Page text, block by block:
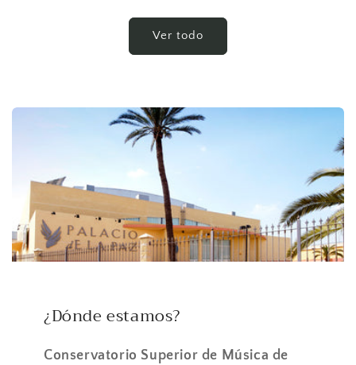
Ver todo
¿Dónde estamos?
Conservatorio Superior de Música de